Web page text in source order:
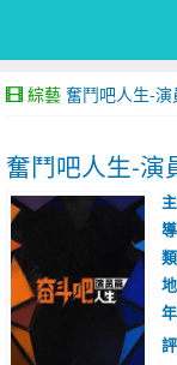
綜藝 奮鬥吧人生-演
奮鬥吧人生-演